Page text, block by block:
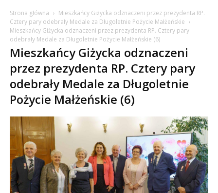
Strona główna
Mieszkańcy Giżycka odznaczeni przez prezydenta RP.
Cztery pary odebrały Medale za Długoletnie Pożycie Małżeńskie
Mieszkańcy Giżycka odznaczeni przez prezydenta RP. Cztery pary
odebrały Medale za Długoletnie Pożycie Małżeńskie (6)
Mieszkańcy Giżycka odznaczeni
przez prezydenta RP. Cztery pary
odebrały Medale za Długoletnie
Pożycie Małżeńskie (6)